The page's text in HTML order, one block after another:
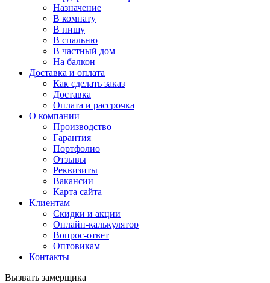
Назначение
В комнату
В нишу
В спальню
В частный дом
На балкон
Доставка и оплата
Как сделать заказ
Доставка
Оплата и рассрочка
О компании
Производство
Гарантия
Портфолио
Отзывы
Реквизиты
Вакансии
Карта сайта
Клиентам
Скидки и акции
Онлайн-калькулятор
Вопрос-ответ
Оптовикам
Контакты
Вызвать замерщика